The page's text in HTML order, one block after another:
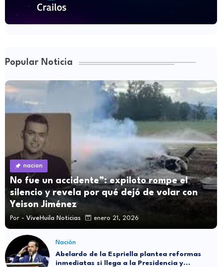
Popular Noticia
nacion
No fue un accidente”: expiloto rompe el
silencio y revela por qué dejó de volar con
Yeison Jiménez
Por - ViveHuila Noticias enero 21, 2026
Nación
Abelardo de la Espriella plantea reformas
inmediatas si llega a la Presidencia y